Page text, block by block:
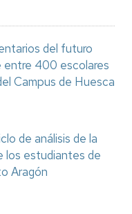
del futuro
400 escolares
Campus de Huesca
de análisis de la
los estudiantes de
Aragón